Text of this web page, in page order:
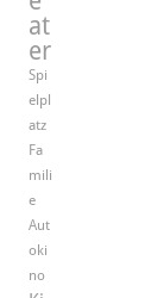
at
er
Spi
elpl
atz
Fa
mili
e
Aut
oki
no